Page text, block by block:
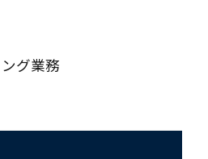
グ業務